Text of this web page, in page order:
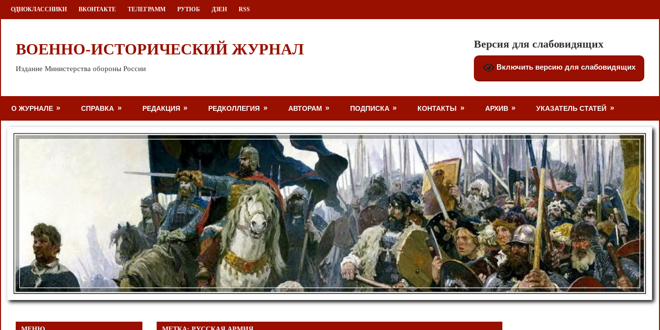
Перейти
к
ОДНОКЛАССНИКИ ВКОНТАКТЕ ТЕЛЕГРАММ РУТЮБ ДЗЕН RSS
ВОЕННО-ИСТОРИЧЕСКИЙ ЖУРНАЛ
Издание Министерства обороны России
Версия для слабовидящих
Включить версию для слабовидящих
О ЖУРНАЛЕ СПРАВКА РЕДАКЦИЯ РЕДКОЛЛЕГИЯ АВТОРАМ ПОДПИСКА КОНТАКТЫ АРХИВ УКАЗАТЕЛЬ СТАТЕЙ